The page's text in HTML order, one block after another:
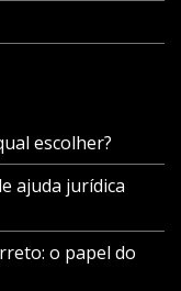
escolher?
ajuda jurídica
o papel do